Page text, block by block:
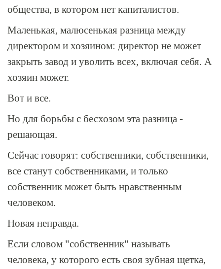
общества, в котором нет капиталистов.
Маленькая, малюсенькая разница между
директором и хозяином: директор не может
закрыть завод и уволить всех, включая себя. А
хозяин может.
Вот и все.
Но для борьбы с бесхозом эта разница -
решающая.
Сейчас говорят: собственники, собственники,
все станут собственниками, и только
собственник может быть нравственным
человеком.
Новая неправда.
Если словом "собственник" называть
человека, у которого есть своя зубная щетка,